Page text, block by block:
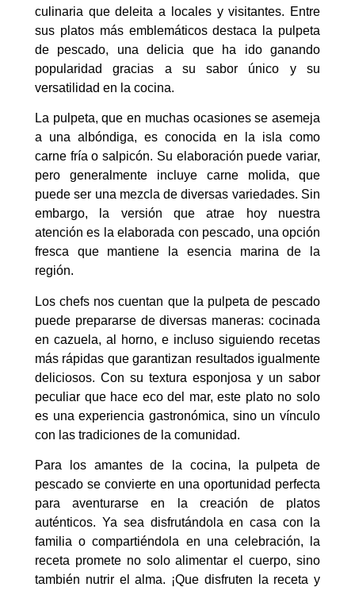
culinaria que deleita a locales y visitantes. Entre
sus platos más emblemáticos destaca la pulpeta
de pescado, una delicia que ha ido ganando
popularidad gracias a su sabor único y su
versatilidad en la cocina.
La pulpeta, que en muchas ocasiones se asemeja
a una albóndiga, es conocida en la isla como
carne fría o salpicón. Su elaboración puede variar,
pero generalmente incluye carne molida, que
puede ser una mezcla de diversas variedades. Sin
embargo, la versión que atrae hoy nuestra
atención es la elaborada con pescado, una opción
fresca que mantiene la esencia marina de la
región.
Los chefs nos cuentan que la pulpeta de pescado
puede prepararse de diversas maneras: cocinada
en cazuela, al horno, e incluso siguiendo recetas
más rápidas que garantizan resultados igualmente
deliciosos. Con su textura esponjosa y un sabor
peculiar que hace eco del mar, este plato no solo
es una experiencia gastronómica, sino un vínculo
con las tradiciones de la comunidad.
Para los amantes de la cocina, la pulpeta de
pescado se convierte en una oportunidad perfecta
para aventurarse en la creación de platos
auténticos. Ya sea disfrutándola en casa con la
familia o compartiéndola en una celebración, la
receta promete no solo alimentar el cuerpo, sino
también nutrir el alma. ¡Que disfruten la receta y